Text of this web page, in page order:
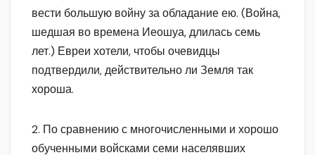
вести большую войну за обладание ею. (Война,
шедшая во времена Иеошуа, длилась семь
лет.) Евреи хотели, чтобы очевидцы
подтвердили, действительно ли Земля так
хороша.
2. По сравнению с многочисленными и хорошо
обученными войсками семи населявших